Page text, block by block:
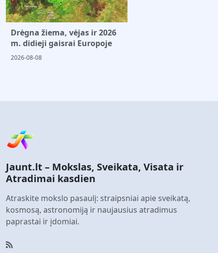
Drėgna žiema, vėjas ir 2026
m. didieji gaisrai Europoje
2026-08-08
Jaunt.lt – Mokslas, Sveikata, Visata ir
Atradimai kasdien
Atraskite mokslo pasaulį: straipsniai apie sveikatą,
kosmosą, astronomiją ir naujausius atradimus
paprastai ir įdomiai.